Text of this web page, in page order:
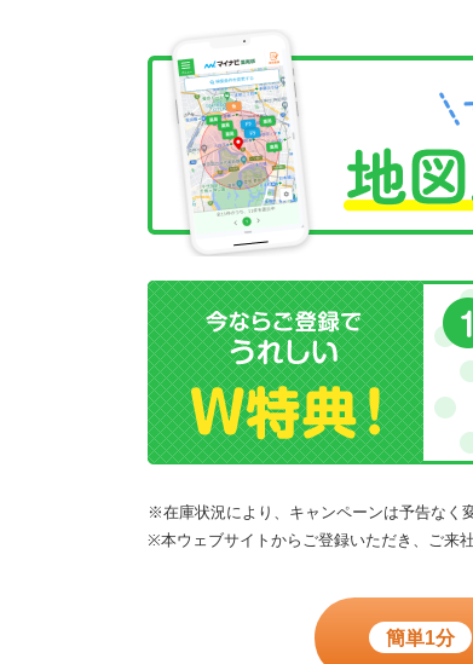
※在庫状況により、キャンペーンは予告なく
※本ウェブサイトからご登録いただき、ご来
簡単1分